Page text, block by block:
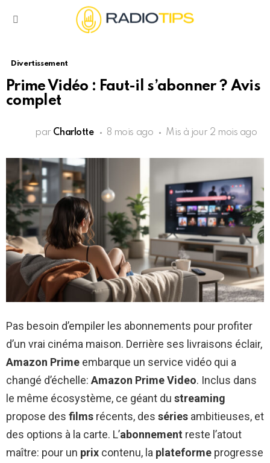
Divertissement
Prime Vidéo : Faut-il s’abonner ? Avis
complet
par Charlotte 8 mois ago Mis à jour 2 mois ago
Pas besoin d’empiler les abonnements pour profiter
d’un vrai cinéma maison. Derrière ses livraisons éclair,
Amazon Prime embarque un service vidéo qui a
changé d’échelle: Amazon Prime Video. Inclus dans
le même écosystème, ce géant du streaming
propose des films récents, des séries ambitieuses, et
des options à la carte. L’abonnement reste l’atout
maître: pour un prix contenu, la plateforme progresse